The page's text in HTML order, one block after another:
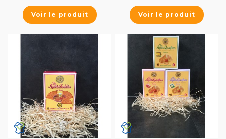
Voir le produit Voir le produit